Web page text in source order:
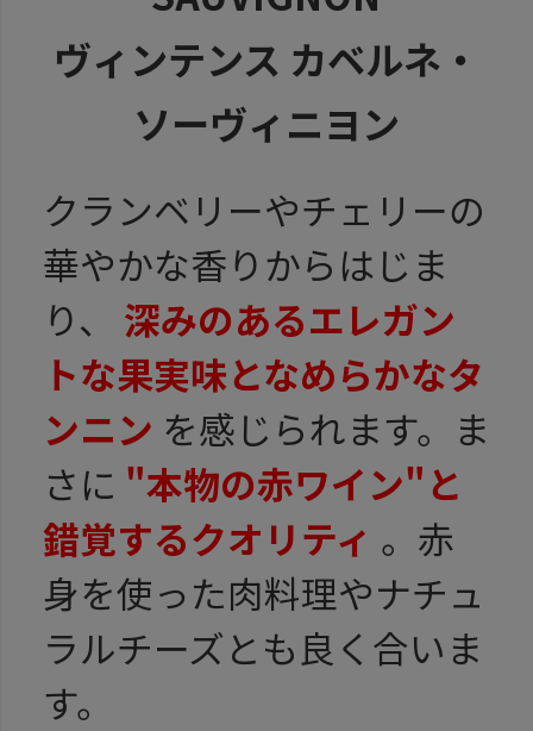
ヴィンテンス カベルネ・
ソーヴィニヨン
クランベリーやチェリーの
華やかな香りからはじま
り、 深みのあるエレガン
トな果実味となめらかなタ
ンニン を感じられます。ま
さに "本物の赤ワイン"と
錯覚するクオリティ 。赤
身を使った肉料理やナチュ
ラルチーズとも良く合いま
す。